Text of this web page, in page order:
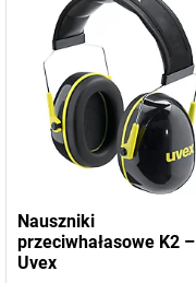
Nauszniki
przeciwhałasowe K2 –
Uvex